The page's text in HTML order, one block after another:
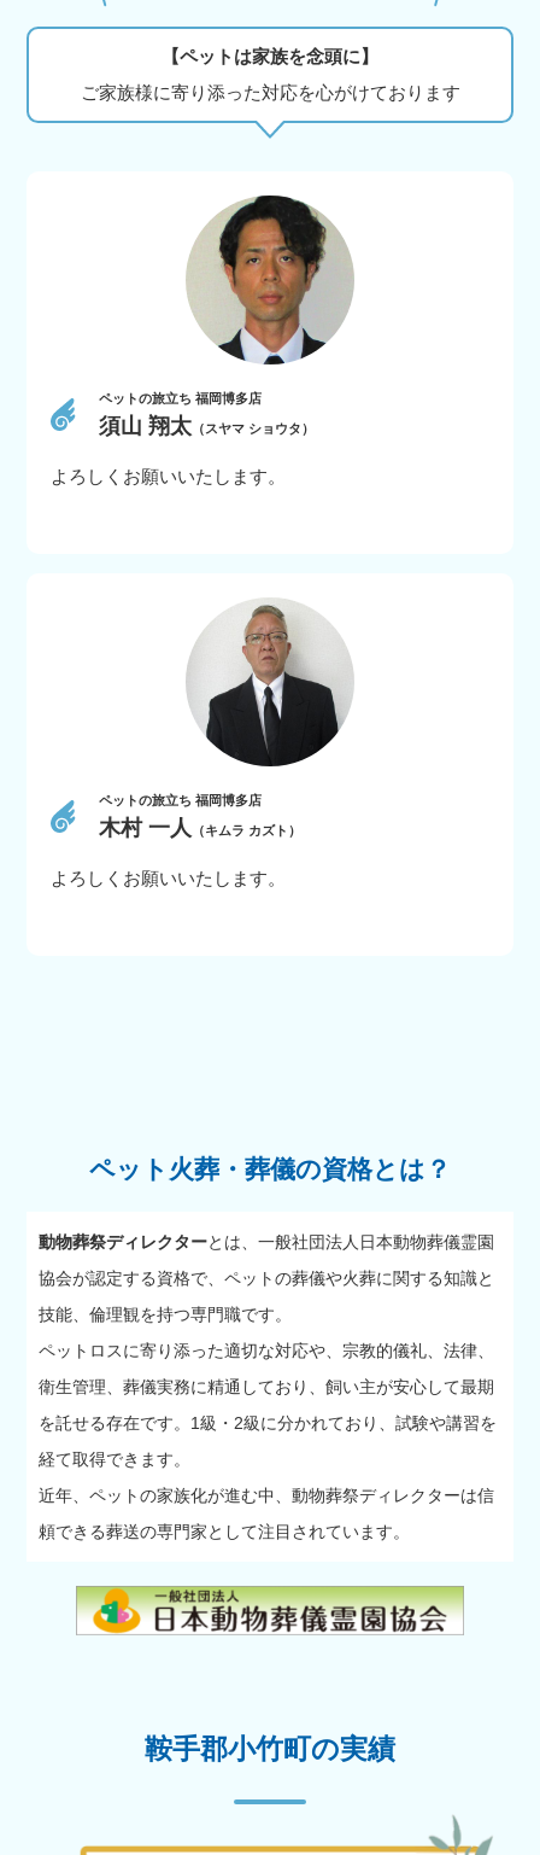
【ペットは家族を念頭に】
ご家族様に寄り添った対応を心がけております
ペットの旅立ち 福岡博多店
須山 翔太 （スヤマ ショウタ）
よろしくお願いいたします。
ペットの旅立ち 福岡博多店
木村 一人 （キムラ カズト）
よろしくお願いいたします。
ペット火葬・葬儀の資格とは？
動物葬祭ディレクターとは、一般社団法人日本動物葬儀霊園
協会が認定する資格で、ペットの葬儀や火葬に関する知識と
技能、倫理観を持つ専門職です。
ペットロスに寄り添った適切な対応や、宗教的儀礼、法律、
衛生管理、葬儀実務に精通しており、飼い主が安心して最期
を託せる存在です。1級・2級に分かれており、試験や講習を
経て取得できます。
近年、ペットの家族化が進む中、動物葬祭ディレクターは信
頼できる葬送の専門家として注目されています。
鞍手郡小竹町の実績